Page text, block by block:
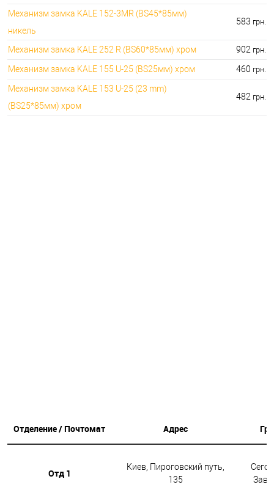
Механизм замка KALE 152-3MR (BS45*85мм)
никель
583 грн.
Механизм замка KALE 252 R (BS60*85мм) хром 902 грн.
Механизм замка KALE 155 U-25 (BS25мм) хром 460 грн.
Механизм замка KALE 153 U-25 (23 mm)
(BS25*85мм) хром
482 грн.
Отделение / Почтомат Адрес
Отд 1
Киев, Пироговский путь,
135